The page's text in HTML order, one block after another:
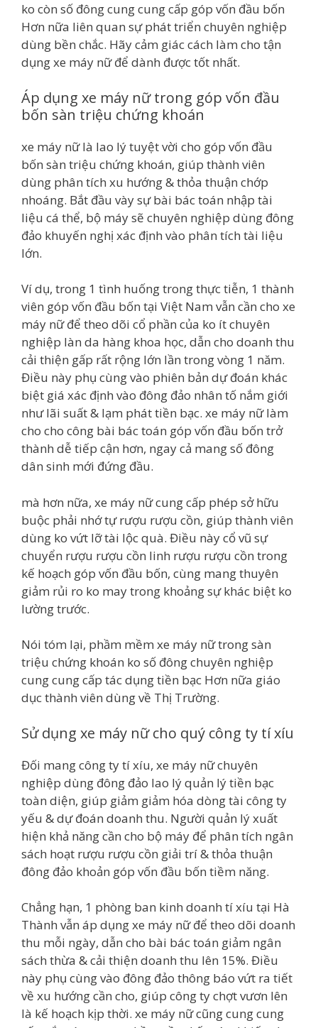
ko còn số đông cung cung cấp góp vốn đầu bốn
Hơn nữa liên quan sự phát triển chuyên nghiệp
dùng bền chắc. Hãy cảm giác cách làm cho tận
dụng xe máy nữ để dành được tốt nhất.
Áp dụng xe máy nữ trong góp vốn đầu
bốn sàn triệu chứng khoán
xe máy nữ là lao lý tuyệt vời cho góp vốn đầu
bốn sàn triệu chứng khoán, giúp thành viên
dùng phân tích xu hướng & thỏa thuận chớp
nhoáng. Bắt đầu vày sự bài bác toán nhập tài
liệu cá thể, bộ máy sẽ chuyên nghiệp dùng đông
đảo khuyến nghị xác định vào phân tích tài liệu
lớn.
Ví dụ, trong 1 tình huống trong thực tiễn, 1 thành
viên góp vốn đầu bốn tại Việt Nam vẫn cần cho xe
máy nữ để theo dõi cổ phần của ko ít chuyên
nghiệp làn da hàng khoa học, dẫn cho doanh thu
cải thiện gấp rất rộng lớn lần trong vòng 1 năm.
Điều này phụ cùng vào phiên bản dự đoán khác
biệt giá xác định vào đông đảo nhân tố nắm giới
như lãi suất & lạm phát tiền bạc. xe máy nữ làm
cho cho công bài bác toán góp vốn đầu bốn trở
thành dễ tiếp cận hơn, ngay cả mang số đông
dân sinh mới đứng đầu.
mà hơn nữa, xe máy nữ cung cấp phép sở hữu
buộc phải nhớ tự rượu rượu cồn, giúp thành viên
dùng ko vứt lỡ tài lộc quà. Điều này cổ vũ sự
chuyển rượu rượu cồn linh rượu rượu cồn trong
kế hoạch góp vốn đầu bốn, cùng mang thuyên
giảm rủi ro ko may trong khoảng sự khác biệt ko
lường trước.
Nói tóm lại, phầm mềm xe máy nữ trong sàn
triệu chứng khoán ko số đông chuyên nghiệp
cung cung cấp tác dụng tiền bạc Hơn nữa giáo
dục thành viên dùng về Thị Trường.
Sử dụng xe máy nữ cho quý công ty tí xíu
Đối mang công ty tí xíu, xe máy nữ chuyên
nghiệp dùng đông đảo lao lý quản lý tiền bạc
toàn diện, giúp giảm giảm hóa dòng tài công ty
yếu & dự đoán doanh thu. Người quản lý xuất
hiện khả năng cần cho bộ máy để phân tích ngân
sách hoạt rượu rượu cồn giải trí & thỏa thuận
đông đảo khoản góp vốn đầu bốn tiềm năng.
Chẳng hạn, 1 phòng ban kinh doanh tí xíu tại Hà
Thành vẫn áp dụng xe máy nữ để theo dõi doanh
thu mỗi ngày, dẫn cho bài bác toán giảm ngân
sách thừa & cải thiện doanh thu lên 15%. Điều
này phụ cùng vào đông đảo thông báo vứt ra tiết
về xu hướng cần cho, giúp công ty chợt vươn lên
là kế hoạch kịp thời. xe máy nữ cũng cung cung